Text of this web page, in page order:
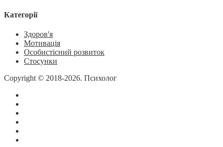
Категорії
Здоров'я
Мотивація
Особистісний розвиток
Стосунки
Copyright © 2018-2026. Психолог